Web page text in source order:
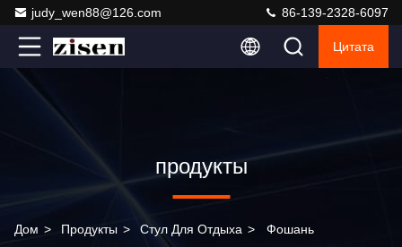
judy_wen88@126.com 86-139-2328-6097
Цитата
продукты
Дом > Продукты > Стул Для Отдыха > Фошань